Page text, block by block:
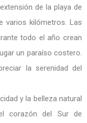
de la playa de
varios kilómetros. Las
todo el año crean
un paraíso costero.
la serenidad del
y la belleza natural
corazón del Sur de